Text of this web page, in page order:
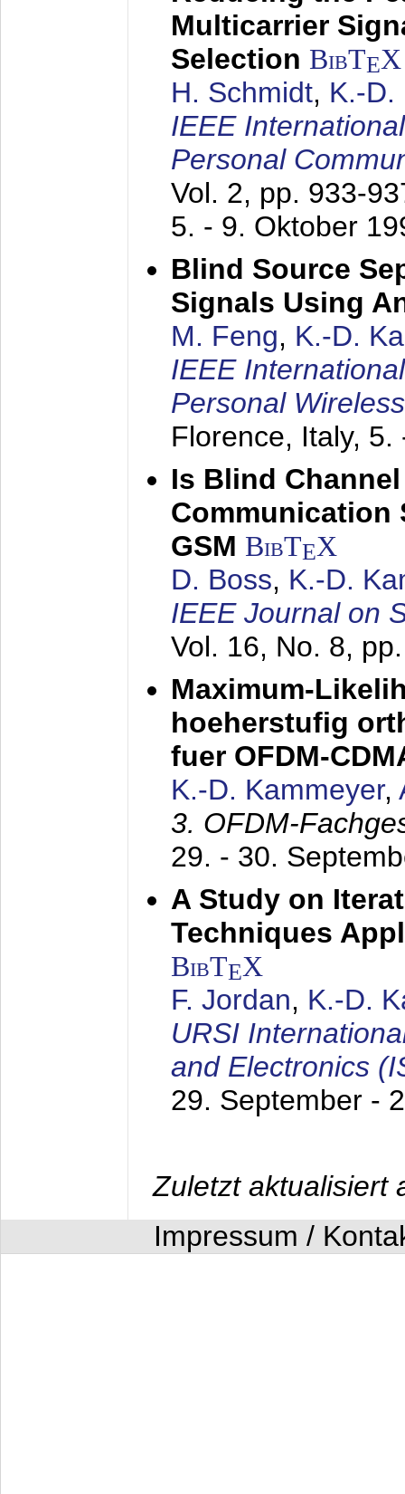
Multicarrier
Selection BibTEX
H. Schmidt, K.-D.
IEEE
Personal
Vol. 2, pp. 933-
5. - 9. Oktober
Blind Source
Signals Using
M. Feng, K.-D.
IEEE
Personal
Florence, Italy, 5.
Is Blind
Communication
GSM BibTEX
D. Boss, K.-D.
IEEE Journal on
Vol. 16, No. 8,
Maximum-
hoeherstufig
fuer OFDM-
K.-D. Kammeyer,
3. OFDM-
29. - 30.
A Study on
Techniques
BibTEX
F. Jordan, K.-D.
URSI
and Electronics
29. September -
Zuletzt aktualisiert
Impressum /